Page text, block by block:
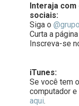
Interaja com
sociais:
Siga o
Curta a
Inscreva-se
iTunes:
Se você tem
computador
aqui.